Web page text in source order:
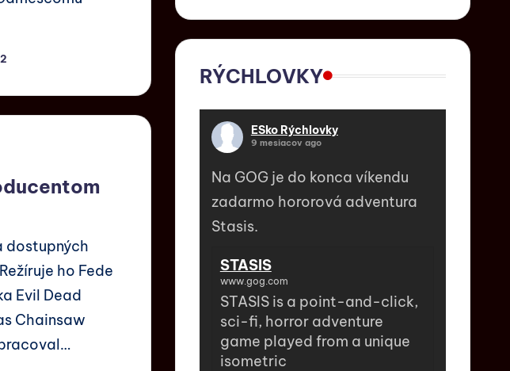
dostupných
ho Fede
Evil Dead
Chainsaw
RÝCHLOVKY
ESko Rýchlovky
9 mesiacov ago
Na GOG je do konca víkendu
zadarmo hororová adventura
Stasis.
STASIS
www.gog.com
STASIS is a point-and-click,
sci-fi, horror adventure
game played from a unique
isometric